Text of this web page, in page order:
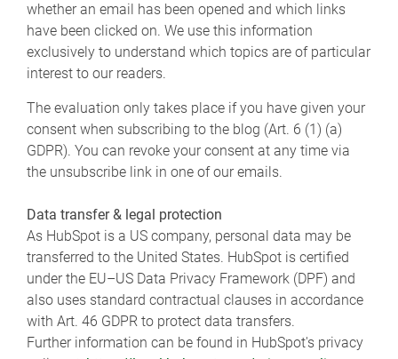
whether an email has been opened and which links
have been clicked on. We use this information
exclusively to understand which topics are of particular
interest to our readers.
The evaluation only takes place if you have given your
consent when subscribing to the blog (Art. 6 (1) (a)
GDPR). You can revoke your consent at any time via
the unsubscribe link in one of our emails.
Data transfer & legal protection
As HubSpot is a US company, personal data may be
transferred to the United States. HubSpot is certified
under the EU–US Data Privacy Framework (DPF) and
also uses standard contractual clauses in accordance
with Art. 46 GDPR to protect data transfers.
Further information can be found in HubSpot's privacy